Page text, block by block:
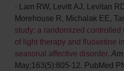
· Lam RW, Levitt AJ, Levitan
Morehouse R, Michalak EE,
study: a randomized
of light therapy and fluoxetine
seasonal affective disorder.
May;163(5):805-12. PubMed